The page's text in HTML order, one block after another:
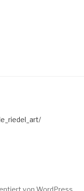
von WordPress